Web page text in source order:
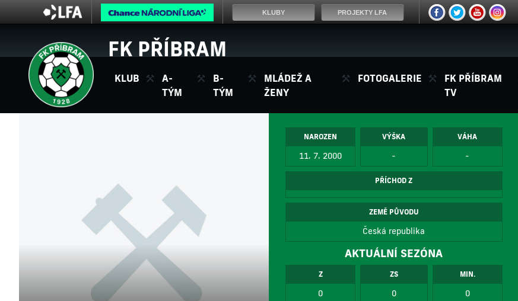
FK PŘÍBRAM
KLUB
A-
TÝM
B-
TÝM
MLÁDEŽ A
ŽENY
FOTOGALERIE
FK PŘÍBRAM
TV
NAROZEN
11. 7. 2000
VÝŠKA
-
VÁHA
-
PŘÍCHOD Z
ZEMĚ PŮVODU
Česká republika
AKTUÁLNÍ SEZÓNA
Z
0
ZS
0
MIN.
0
KLUBY PROJEKTY LFA